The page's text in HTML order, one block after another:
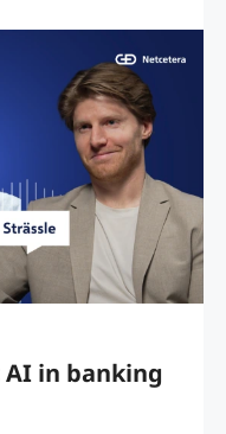
in banking